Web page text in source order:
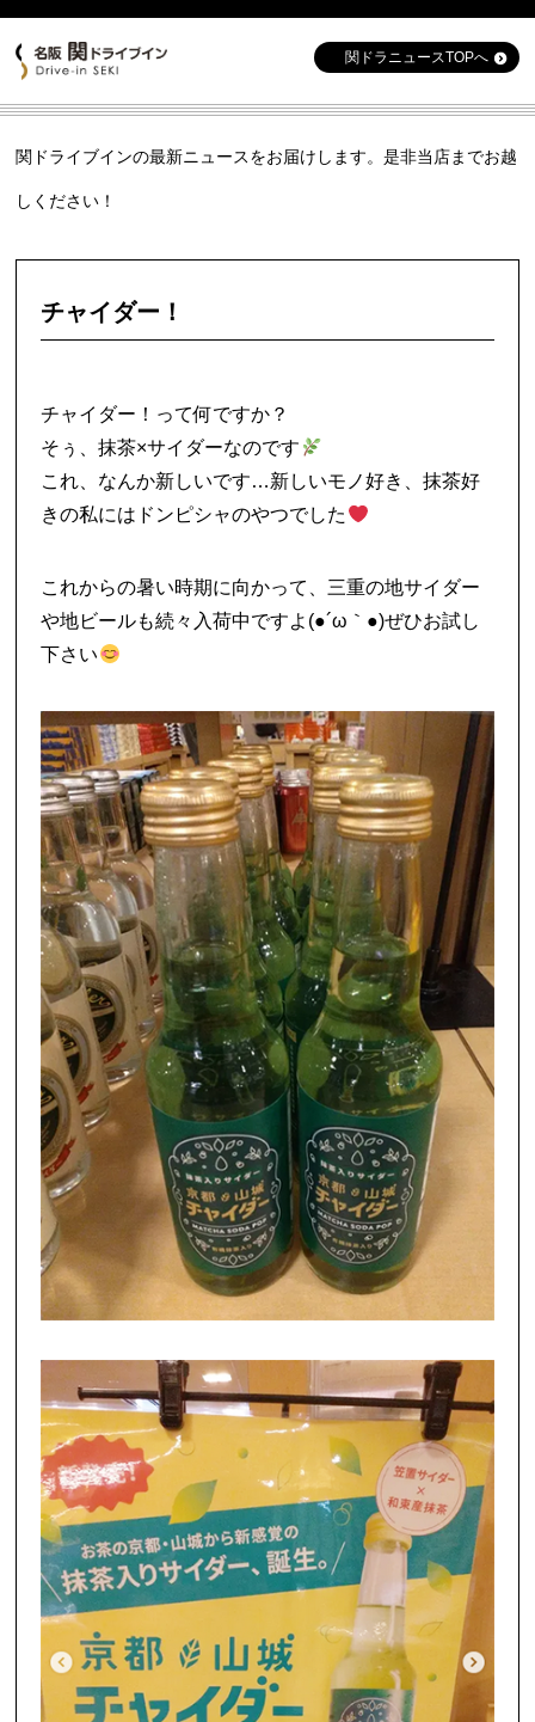
関ドラニュースTOPへ
関ドライブインの最新ニュースをお届けします。是非当店までお越
しください！
チャイダー！
チャイダー！って何ですか？
そぅ、抹茶×サイダーなのです
これ、なんか新しいです…新しいモノ好き、抹茶好
きの私にはドンピシャのやつでした
これからの暑い時期に向かって、三重の地サイダー
や地ビールも続々入荷中ですよ(●´ω｀●)ぜひお試し
下さい